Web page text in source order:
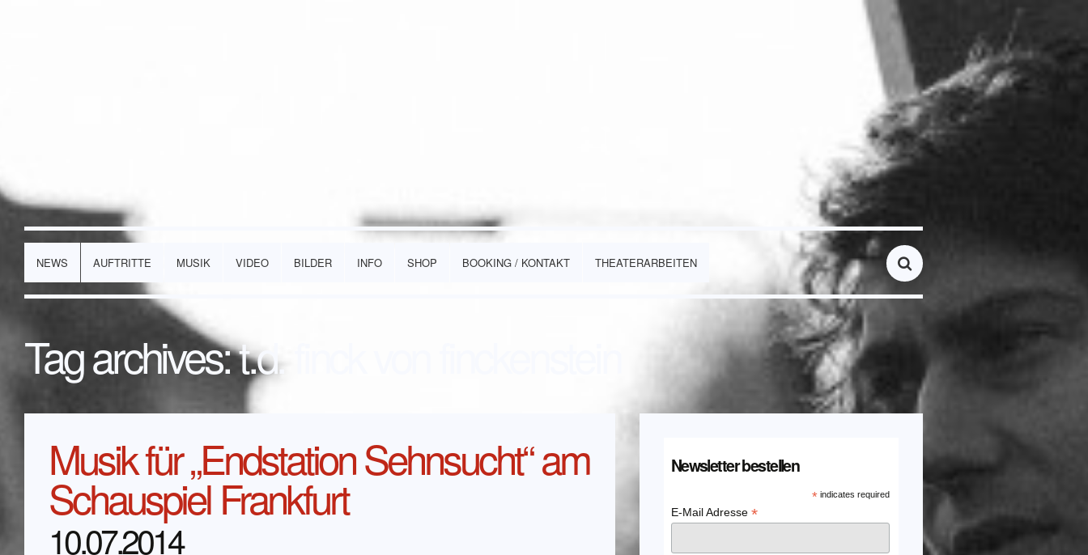
NEWS AUFTRITTE MUSIK VIDEO BILDER INFO SHOP BOOKING / KONTAKT THEATERARBEITEN
Tag archives:t.d. finck von finckenstein
Musik für „Endstation Sehnsucht“ am
Schauspiel Frankfurt
10.07.2014
Newsletter bestellen
*indicates required
E-Mail Adresse *